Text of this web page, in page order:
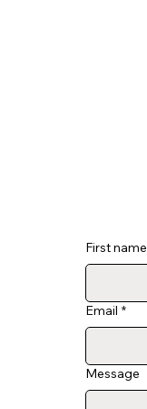
First name
Email *
Message